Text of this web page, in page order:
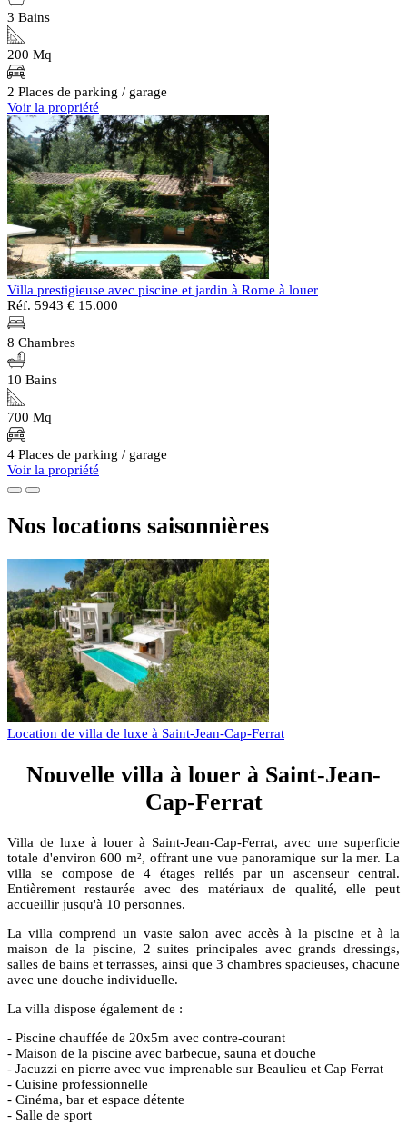
3 Bains
200 Mq
2 Places de parking / garage
Voir la propriété
Villa prestigieuse avec piscine et jardin à Rome à louer
Réf. 5943 € 15.000
8 Chambres
10 Bains
700 Mq
4 Places de parking / garage
Voir la propriété
Nos locations saisonnières
Location de villa de luxe à Saint-Jean-Cap-Ferrat
Nouvelle villa à louer à Saint-Jean-
Cap-Ferrat
Villa de luxe à louer à Saint-Jean-Cap-Ferrat, avec une superficie
totale d'environ 600 m², offrant une vue panoramique sur la mer. La
villa se compose de 4 étages reliés par un ascenseur central.
Entièrement restaurée avec des matériaux de qualité, elle peut
accueillir jusqu'à 10 personnes.
La villa comprend un vaste salon avec accès à la piscine et à la
maison de la piscine, 2 suites principales avec grands dressings,
salles de bains et terrasses, ainsi que 3 chambres spacieuses, chacune
avec une douche individuelle.
La villa dispose également de :
- Piscine chauffée de 20x5m avec contre-courant
- Maison de la piscine avec barbecue, sauna et douche
- Jacuzzi en pierre avec vue imprenable sur Beaulieu et Cap Ferrat
- Cuisine professionnelle
- Cinéma, bar et espace détente
- Salle de sport